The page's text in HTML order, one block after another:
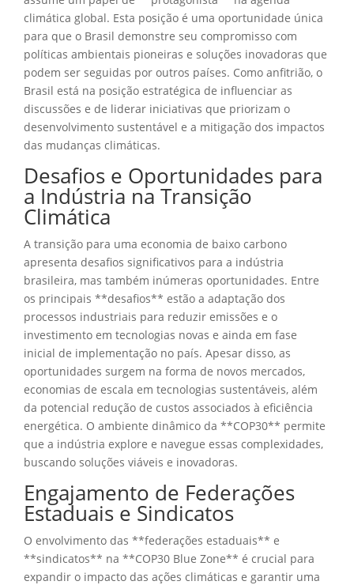
climática global. Esta posição é uma oportunidade única
para que o Brasil demonstre seu compromisso com
políticas ambientais pioneiras e soluções inovadoras que
podem ser seguidas por outros países. Como anfitrião, o
Brasil está na posição estratégica de influenciar as
discussões e de liderar iniciativas que priorizam o
desenvolvimento sustentável e a mitigação dos impactos
das mudanças climáticas.
Desafios e Oportunidades para
a Indústria na Transição
Climática
A transição para uma economia de baixo carbono
apresenta desafios significativos para a indústria
brasileira, mas também inúmeras oportunidades. Entre
os principais **desafios** estão a adaptação dos
processos industriais para reduzir emissões e o
investimento em tecnologias novas e ainda em fase
inicial de implementação no país. Apesar disso, as
oportunidades surgem na forma de novos mercados,
economias de escala em tecnologias sustentáveis, além
da potencial redução de custos associados à eficiência
energética. O ambiente dinâmico da **COP30** permite
que a indústria explore e navegue essas complexidades,
buscando soluções viáveis e inovadoras.
Engajamento de Federações
Estaduais e Sindicatos
O envolvimento das **federações estaduais** e
**sindicatos** na **COP30 Blue Zone** é crucial para
expandir o impacto das ações climáticas e garantir uma